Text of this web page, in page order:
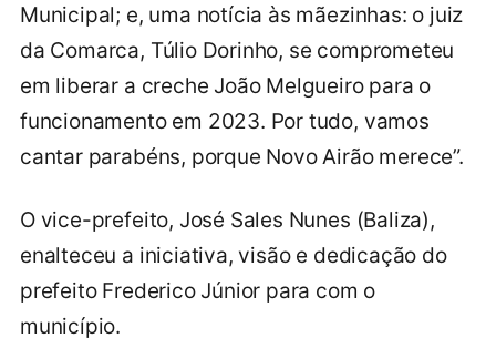
Municipal; e, uma notícia às mãezinhas: o juiz
da Comarca, Túlio Dorinho, se comprometeu
em liberar a creche João Melgueiro para o
funcionamento em 2023. Por tudo, vamos
cantar parabéns, porque Novo Airão merece”.
O vice-prefeito, José Sales Nunes (Baliza),
enalteceu a iniciativa, visão e dedicação do
prefeito Frederico Júnior para com o
município.